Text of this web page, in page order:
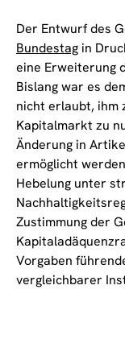
Der Entwurf des
Bundestag in
eine Erweiterung
Bislang war es
nicht erlaubt, ihm
Kapitalmarkt zu
Änderung in
ermöglicht
Hebelung unter
Zustimmung der
Vorgaben
vergleichbarer